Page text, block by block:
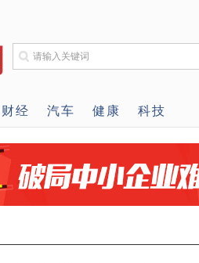
财经 汽车 健康 科技